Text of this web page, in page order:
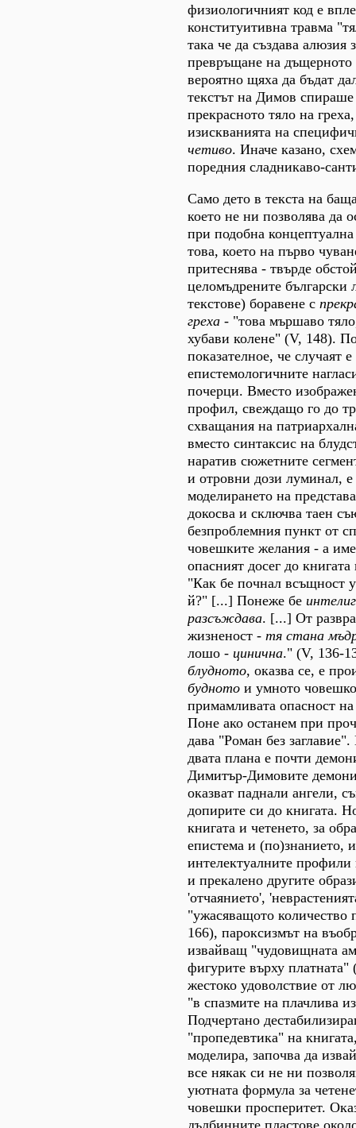
физиологичният код е
конституитивна травма
така че да създава алюзия
превръщане на
вероятно щяха да бъдат
текстът на Димов
прекрасното тяло на
изискванията на
четиво. Иначе казано,
поредния сладникаво-
Само дето в текста на
което не ни позволява да
при подобна
това, което на първо
притеснява - твърде
целомъдрените български
текстове) боравене с
греха - "това мършаво
хубави колене" (V, 148).
показателное, че случаят
епистемологичните
почерци. Вместо
профил, свеждащо го до
схващания на
вместо синтаксис на
наратив сюжетните
и отровни дози луминал, е
моделирането на
докосва и сключва таен
безпроблемния пункт от
човешките желания - а
опасният досег до
"Как бе почнал всъщност
й?" [...] Понеже бе
разсъждава. [...] От
жизненост - тя стана
лошо - цинична." (V, 136-
блудното, оказва се, е
будното и умното
примамливата опасност
Поне ако останем при
дава "Роман без
двата плана е почти
Димитър-Димовите
оказват паднали ангели,
допирите си до книгата.
книгата и четенето, за
епистема и (по)знанието,
интелектуалните профили
и прекалено другите
'отчаянието',
"ужасяващото количество
166), пароксизмът на
извайващ "чудовищната
фигурите върху
жестоко удоволствие от
"в спазмите на плачлива
Подчертано
"пропедевтика" на
моделира, започва да
все някак си не ни
уютната формула за
човешки просперитет.
дълбинните пластове